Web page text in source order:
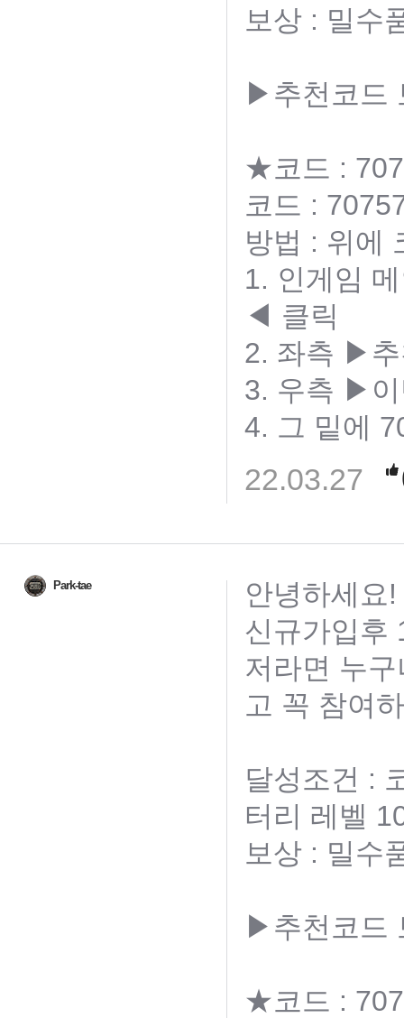
보상 : 밀수
▶추천코드
★코드 :
코드 :
방법 : 위에
1. 인게임
◀ 클릭
2. 좌측 ▶
3. 우측 ▶
4. 그 밑에
22.03.27
Park-tae
안녕하세요!
신규가입후
저라면 누
고 꼭 참여
달성조건 :
터리 레벨
보상 : 밀수
▶추천코드
★코드 :